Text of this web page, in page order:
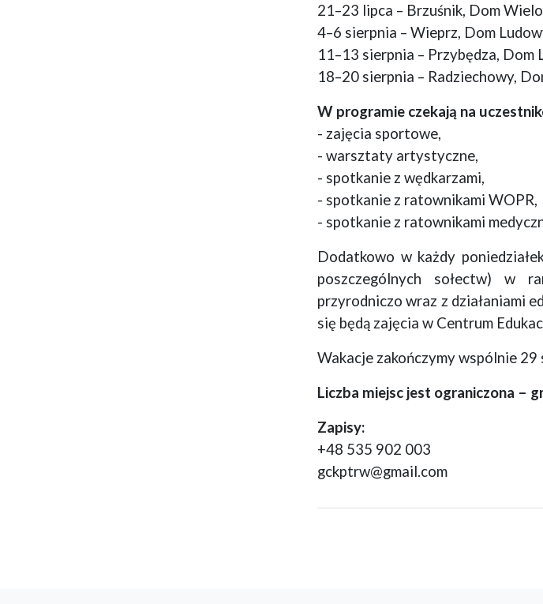
21–23 lipca – Brzuśnik, Dom
4–6 sierpnia – Wieprz, Dom
11–13 sierpnia – Przybędza, Dom
18–20 sierpnia – Radziechowy,
W programie czekają na
- zajęcia sportowe,
- warsztaty artystyczne,
- spotkanie z wędkarzami,
- spotkanie z ratownikami WOPR,
- spotkanie z ratownikami
Dodatkowo w każdy
poszczególnych sołectw) w
przyrodniczo wraz z działaniami
się będą zajęcia w Centrum
Wakacje zakończymy wspólnie
Liczba miejsc jest ograniczona –
Zapisy:
+48 535 902 003
gckptrw@gmail.com